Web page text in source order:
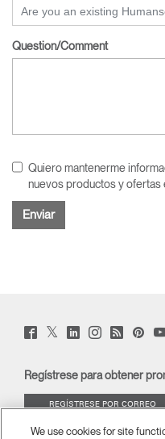
Are you an existing
Question/Comment
Quiero mantenerme
nuevos productos y ofertas
Facebook
(opens
Twitter
(opens
LinkedIn
(opens
Instagram
(opensBlog
window)
Regístrese para obtener
REGÍSTRESE POR CORREO
We use cookies for site